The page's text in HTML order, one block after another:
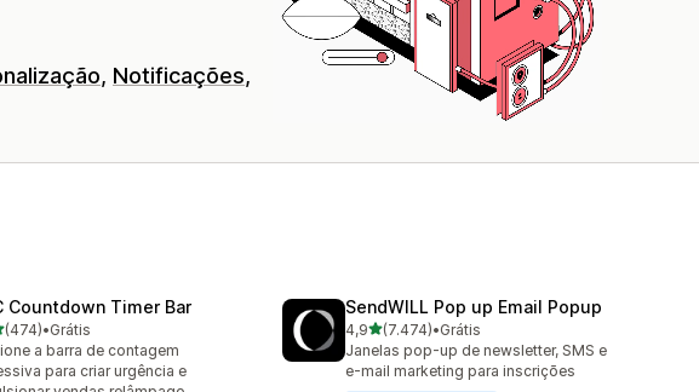
Notificações
Countdown Timer Bar
5 estrelas
(474) ao todo
•Grátis
a barra de contagem
para criar urgência e
SendWILL Pop up Email Popup
4,9de 5 estrelas
(7.474)
7474 avaliações ao todo
•Grátis
Janelas pop-up de newsletter, SMS e
e-mail marketing para inscrições